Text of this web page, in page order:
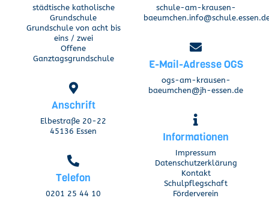
städtische katholische
Grundschule
Grundschule von acht bis
eins / zwei
Offene
Ganztagsgrundschule
Anschrift
Elbestraße 20-22
45136 Essen
Telefon
0201 25 44 10
schule-am-krausen-
E-Mail-Adresse OGS
ogs-am-krausen-
baeumchen@jh-essen.de
Informationen
Impressum
Datenschutzerklärung
Kontakt
Schulpflegschaft
Förderverein